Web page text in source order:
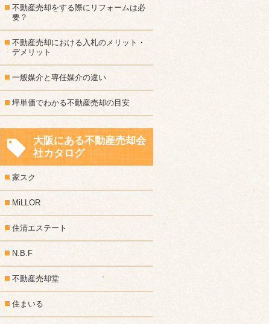
不動産売却をする際にリフォームは必
要？
不動産売却における入札のメリット・
デメリット
一般媒介と専任媒介の違い
坪単価でわかる不動産売却の目安
大阪にある不動産売却会
社カタログ
家スク
MiLLOR
住清エステート
N.B.F
不動産売却堂
住まいる